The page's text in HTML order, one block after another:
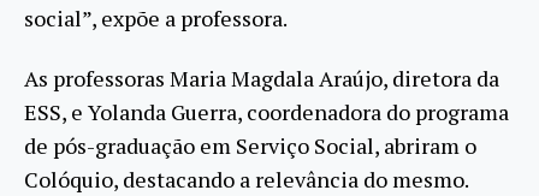
social”, expõe a professora.
As professoras Maria Magdala Araújo, diretora da
ESS, e Yolanda Guerra, coordenadora do programa
de pós-graduação em Serviço Social, abriram o
Colóquio, destacando a relevância do mesmo.